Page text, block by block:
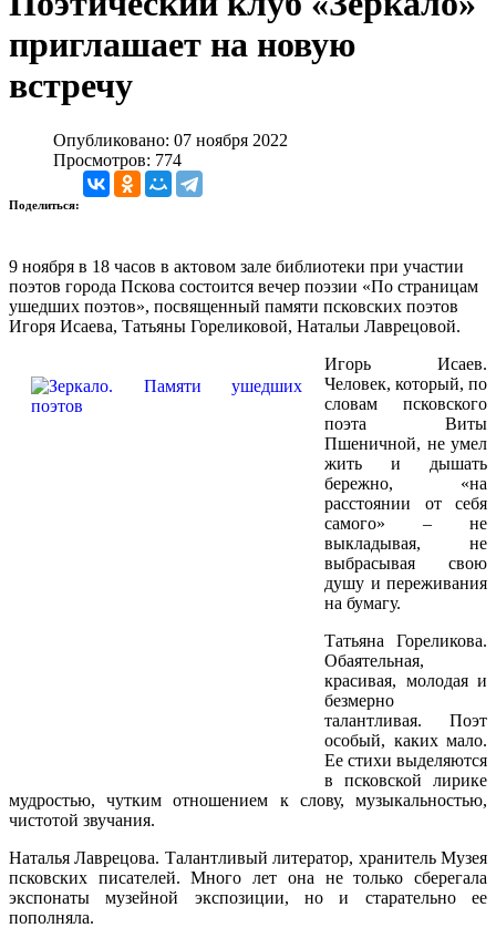
приглашает на новую
встречу
Опубликовано: 07 ноября 2022
Просмотров: 774
Поделиться:
9 ноября в 18 часов в актовом зале библиотеки при участии
поэтов города Пскова состоится вечер поэзии «По страницам
ушедших поэтов», посвященный памяти псковских поэтов
Игоря Исаева, Татьяны Гореликовой, Натальи Лаврецовой.
Игорь Исаев.
Человек, который, по
словам псковского
поэта Виты
Пшеничной, не умел
жить и дышать
бережно, «на
расстоянии от себя
самого» – не
выкладывая, не
выбрасывая свою
душу и переживания
на бумагу.
Татьяна Гореликова.
Обаятельная,
красивая, молодая и
безмерно
талантливая. Поэт
особый, каких мало.
Ее стихи выделяются
в псковской лирике
мудростью, чутким отношением к слову, музыкальностью,
чистотой звучания.
Наталья Лаврецова. Талантливый литератор, хранитель Музея
псковских писателей. Много лет она не только сберегала
экспонаты музейной экспозиции, но и старательно ее
пополняла.